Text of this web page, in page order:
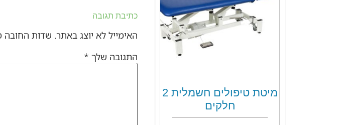
מיטת טיפולים חשמלית 2
חלקים
כתיבת תגובה
האימייל לא יוצג באתר. שדות החובה
התגובה שלך *